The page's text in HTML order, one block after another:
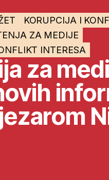
KORUPCIJA I
ZA MEDIJE
INTERESA
za